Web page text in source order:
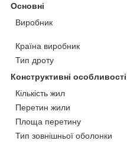
Основні
Виробник
Країна виробник
Тип дроту
Конструктивні особливості
Кількість жил
Перетин жили
Площа перетину
Тип зовнішньої оболонки